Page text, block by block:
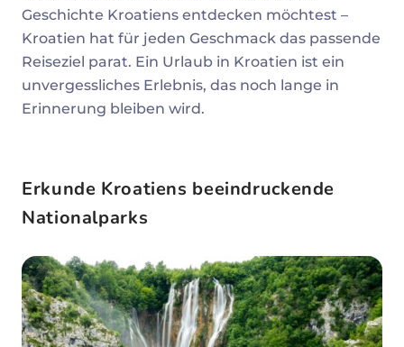
Geschichte Kroatiens entdecken möchtest –
Kroatien hat für jeden Geschmack das passende
Reiseziel parat. Ein Urlaub in Kroatien ist ein
unvergessliches Erlebnis, das noch lange in
Erinnerung bleiben wird.
Erkunde Kroatiens beeindruckende
Nationalparks